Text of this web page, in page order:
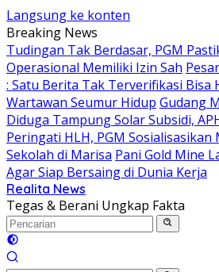
Langsung ke konten
Breaking News
Tudingan Tak Berdasar, PGM
Operasional Memiliki Izin Sah
: Satu Berita Tak Terverifikasi Bisa
Wartawan Seumur Hidup Gudang
Diduga Tampung Solar Subsidi,
Peringati HLH, PGM
Sekolah di Marisa Pani Gold Mine
Agar Siap Bersaing di Dunia Kerja
Realita News
Tegas & Berani Ungkap Fakta